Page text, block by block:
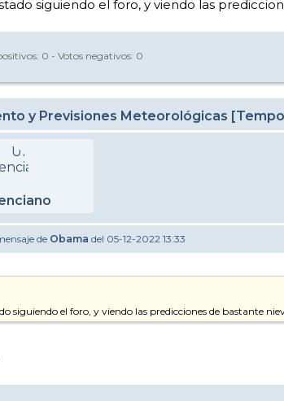
siguiendo el foro, y viendo las
0 - Votos negativos: 0
y Previsiones Meteorológicas
de Obama del 05-12-2022 13:33
siguiendo el foro, y viendo las predicciones de bastante